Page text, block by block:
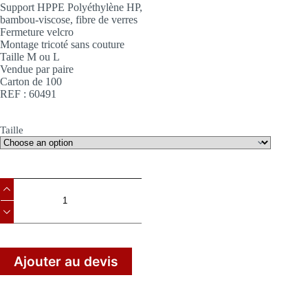
Support HPPE Polyéthylène HP,
bambou-viscose, fibre de verres
Fermeture velcro
Montage tricoté sans couture
Taille M ou L
Vendue par paire
Carton de 100
REF : 60491
Taille
Ajouter au devis